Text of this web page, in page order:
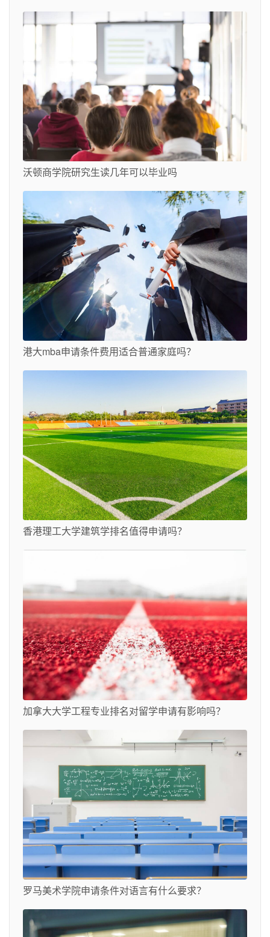
沃顿商学院研究生读几年可以毕业吗
港大mba申请条件费用适合普通家庭吗？
香港理工大学建筑学排名值得申请吗？
加拿大大学工程专业排名对留学申请有影响吗？
罗马美术学院申请条件对语言有什么要求？